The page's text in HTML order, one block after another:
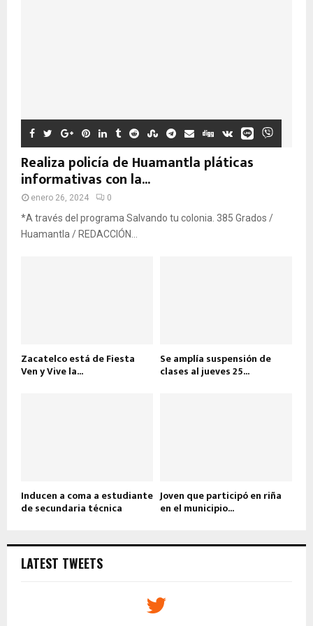
Realiza policía de Huamantla pláticas
informativas con la...
enero 26, 2024 0
*A través del programa Salvando tu colonia. 385 Grados /
Huamantla / REDACCIÓN...
Zacatelco está de Fiesta
Ven y Vive la...
Se amplía suspensión de
clases al jueves 25...
Inducen a coma a estudiante
de secundaria técnica
Joven que participó en riña
en el municipio...
LATEST TWEETS